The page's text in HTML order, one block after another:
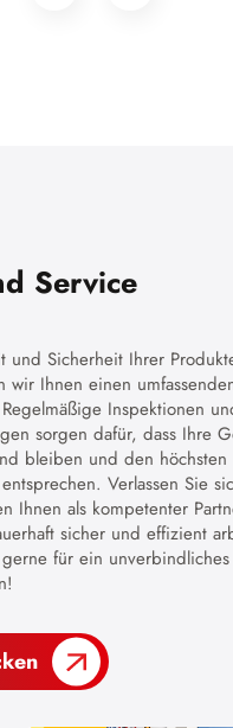
Service
und Sicherheit Ihrer
wir Ihnen einen
Inspektionen
sorgen dafür, dass Ihre
bleiben und den höchsten
Verlassen Sie
Ihnen als kompetenter
sicher und effizient
gerne für ein